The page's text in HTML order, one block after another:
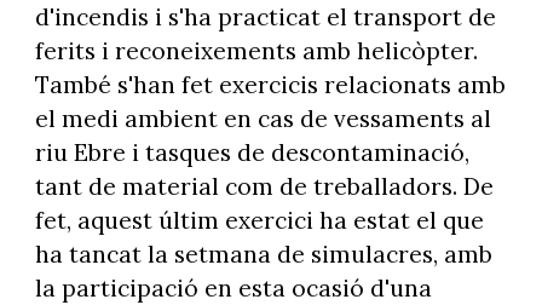
d'incendis i s'ha practicat el transport de
ferits i reconeixements amb helicòpter.
També s'han fet exercicis relacionats amb
el medi ambient en cas de vessaments al
riu Ebre i tasques de descontaminació,
tant de material com de treballadors. De
fet, aquest últim exercici ha estat el que
ha tancat la setmana de simulacres, amb
la participació en esta ocasió d'una